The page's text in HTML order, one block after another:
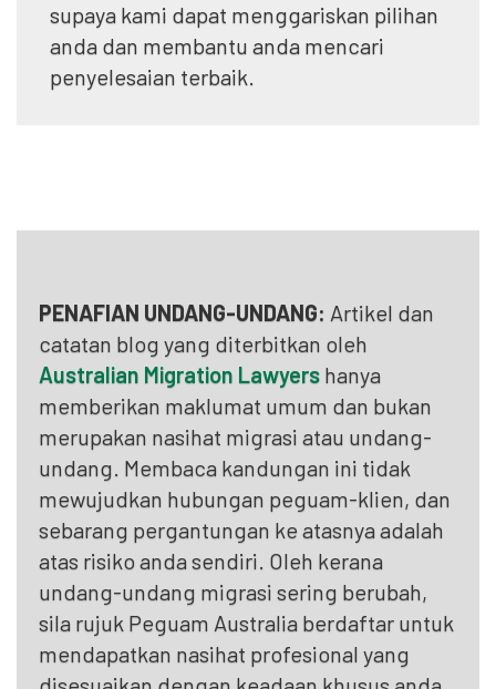
supaya kami dapat menggariskan pilihan
anda dan membantu anda mencari
penyelesaian terbaik.
PENAFIAN UNDANG-UNDANG: Artikel dan
catatan blog yang diterbitkan oleh
Australian Migration Lawyers hanya
memberikan maklumat umum dan bukan
merupakan nasihat migrasi atau undang-
undang. Membaca kandungan ini tidak
mewujudkan hubungan peguam-klien, dan
sebarang pergantungan ke atasnya adalah
atas risiko anda sendiri. Oleh kerana
undang-undang migrasi sering berubah,
sila rujuk Peguam Australia berdaftar untuk
mendapatkan nasihat profesional yang